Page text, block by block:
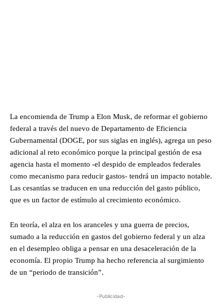
La encomienda de Trump a Elon Musk, de reformar el gobierno
federal a través del nuevo de Departamento de Eficiencia
Gubernamental (DOGE, por sus siglas en inglés), agrega un peso
adicional al reto económico porque la principal gestión de esa
agencia hasta el momento -el despido de empleados federales
como mecanismo para reducir gastos- tendrá un impacto notable.
Las cesantías se traducen en una reducción del gasto público,
que es un factor de estímulo al crecimiento económico.
En teoría, el alza en los aranceles y una guerra de precios,
sumado a la reducción en gastos del gobierno federal y un alza
en el desempleo obliga a pensar en una desaceleración de la
economía. El propio Trump ha hecho referencia al surgimiento
de un “periodo de transición”.
-Publicidad-